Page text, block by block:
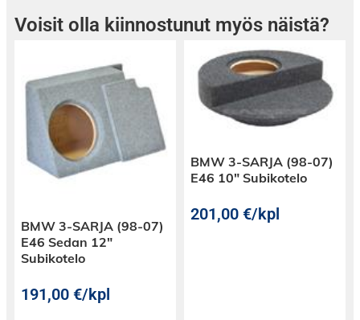
Voisit olla kiinnostunut myös näistä?
BMW 3-SARJA (98-07)
E46 Sedan 12″
Subikotelo
191,00€/kpl
BMW 3-SARJA (98-07)
E46 10″ Subikotelo
201,00€/kpl